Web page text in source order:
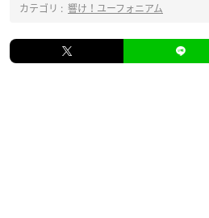
カテゴリ : 響け！ユーフォニアム